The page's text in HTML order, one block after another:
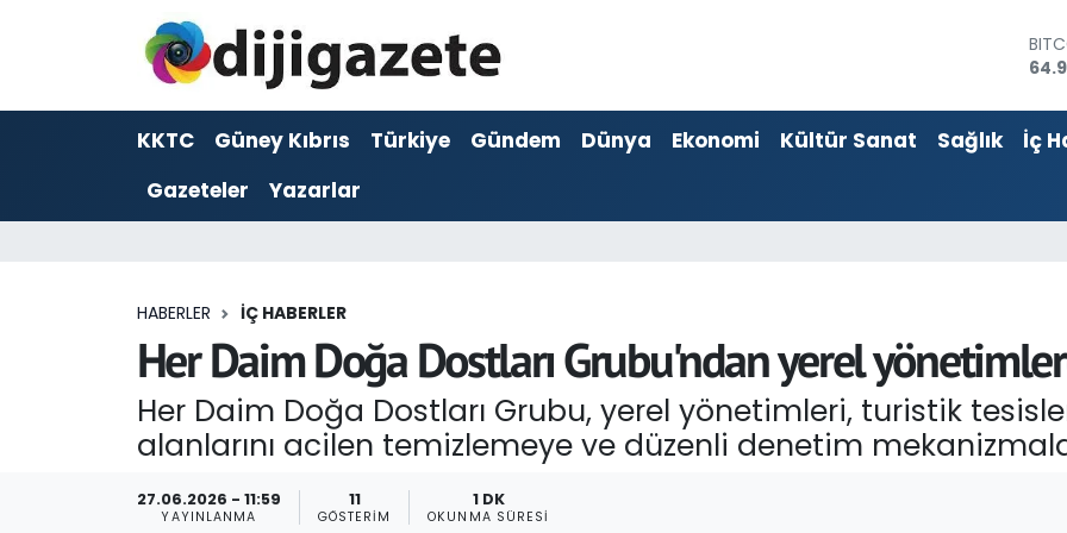
KKTC Güney Kıbrıs Türkiye Gündem Dünya Ekonomi Kültür Sanat Sağlık İç
Gazeteler
Yazarlar
HABERLER İÇ HABERLER
Her Daim Doğa Dostları Grubu'ndan yerel
Her Daim Doğa Dostları Grubu, yerel yönetimleri, turistik
alanlarını acilen temizlemeye ve düzenli denetim
27.06.2026 - 11:59
YAYINLANMA
11
GÖSTERIM
1 DK
OKUNMA SÜRESI
ADVERTORIAL
Dijigazete
Foto Galeri
Hava Durumu
Trafik Durumu
Son Dakika Haberleri
Haber Arşivi